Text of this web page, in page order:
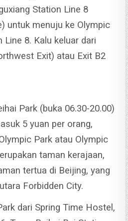
Station Line 8
untuk menuju ke Olympic
8. Kalu keluar dari
Exit) atau Exit B2
Park (buka 06.30-20.00)
5 yuan per orang,
Park atau Olympic
taman kerajaan,
tertua di Beijing, yang
Forbidden City.
dari Spring Time Hostel,